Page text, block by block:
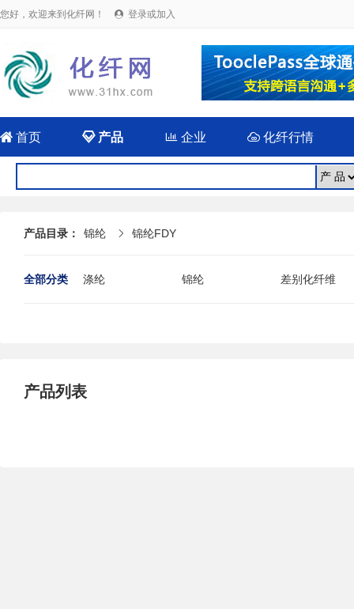
您好，欢迎来到化纤网！  登录或加入
 首页 产品 企业 化纤行情
产品目录： 锦纶  锦纶FDY
全部分类 涤纶 锦纶
差别化纤维
产品列表